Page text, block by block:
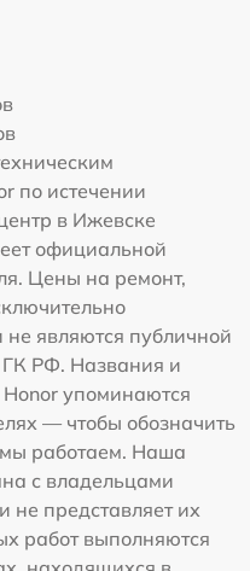
по истечении
в Ижевске
официальной
Цены на ремонт,
являются публичной
ГК РФ. Названия и
упоминаются
— чтобы обозначить
мы работаем. Наша
с владельцами
не представляет их
работ выполняются